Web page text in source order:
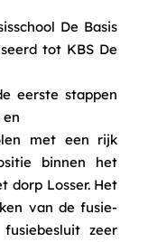
De Basis
tot KBS De
eerste stappen
met een rijk
binnen het
dorp Losser. Het
van de fusie-
zeer